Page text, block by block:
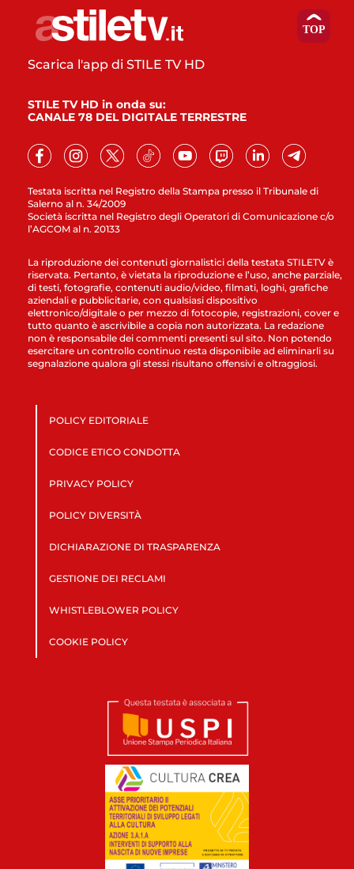
Testata iscritta nel Registro della Stampa presso il Tribunale di
Salerno al n. 34/2009
Società iscritta nel Registro degli Operatori di Comunicazione c/o
l’AGCOM al n. 20133
Scarica l'app di STILE TV HD
STILE TV HD in onda su:
CANALE 78 DEL DIGITALE TERRESTRE
La riproduzione dei contenuti giornalistici della testata STILETV è
riservata. Pertanto, è vietata la riproduzione e l’uso, anche parziale,
di testi, fotografie, contenuti audio/video, filmati, loghi, grafiche
aziendali e pubblicitarie, con qualsiasi dispositivo
elettronico/digitale o per mezzo di fotocopie, registrazioni, cover e
tutto quanto è ascrivibile a copia non autorizzata. La redazione
non è responsabile dei commenti presenti sul sito. Non potendo
esercitare un controllo continuo resta disponibile ad eliminarli su
segnalazione qualora gli stessi risultano offensivi e oltraggiosi.
POLICY EDITORIALE
CODICE ETICO CONDOTTA
PRIVACY POLICY
POLICY DIVERSITÀ
DICHIARAZIONE DI TRASPARENZA
GESTIONE DEI RECLAMI
WHISTLEBLOWER POLICY
COOKIE POLICY